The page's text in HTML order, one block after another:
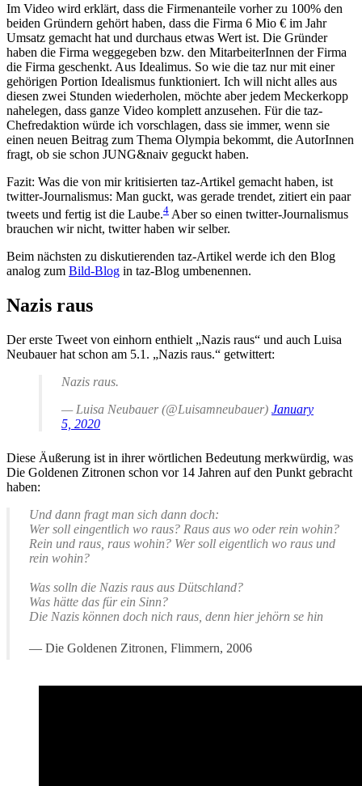
Im Video wird erklärt, dass die Firmenanteile vorher zu 100% den
beiden Gründern gehört haben, dass die Firma 6 Mio € im Jahr
Umsatz gemacht hat und durchaus etwas Wert ist. Die Gründer
haben die Firma weggegeben bzw. den MitarbeiterInnen der Firma
die Firma geschenkt. Aus Idealimus. So wie die taz nur mit einer
gehörigen Portion Idealismus funktioniert. Ich will nicht alles aus
diesen zwei Stunden wiederholen, möchte aber jedem Meckerkopp
nahelegen, dass ganze Video komplett anzusehen. Für die taz-
Chefredaktion würde ich vorschlagen, dass sie immer, wenn sie
einen neuen Beitrag zum Thema Olympia bekommt, die AutorInnen
fragt, ob sie schon JUNG&naiv geguckt haben.
Fazit: Was die von mir kritisierten taz-Artikel gemacht haben, ist
twitter-Journalismus: Man guckt, was gerade trendet, zitiert ein paar
tweets und fertig ist die Laube.4 Aber so einen twitter-Journalismus
brauchen wir nicht, twitter haben wir selber.
Beim nächsten zu diskutierenden taz-Artikel werde ich den Blog
analog zum Bild-Blog in taz-Blog umbenennen.
Nazis raus
Der erste Tweet von einhorn enthielt „Nazis raus“ und auch Luisa
Neubauer hat schon am 5.1. „Nazis raus.“ getwittert:
Nazis raus.
— Luisa Neubauer (@Luisamneubauer) January
5, 2020
Diese Äußerung ist in ihrer wörtlichen Bedeutung merkwürdig, was
Die Goldenen Zitronen schon vor 14 Jahren auf den Punkt gebracht
haben:
Und dann fragt man sich dann doch:
Wer soll eingentlich wo raus? Raus aus wo oder rein wohin?
Rein und raus, raus wohin? Wer soll eigentlich wo raus und
rein wohin?
Was solln die Nazis raus aus Dütschland?
Was hätte das für ein Sinn?
Die Nazis können doch nich raus, denn hier jehörn se hin
Die Goldenen Zitronen, Flimmern, 2006